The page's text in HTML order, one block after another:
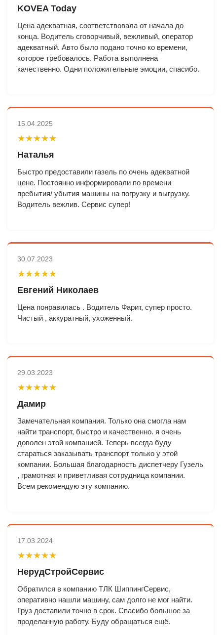
KOVEA Today
Цена адекватная, соответствовала от начала до
конца. Водитель сговорчивый, вежливый, оператор
адекватный. Авто было подано точно ко времени,
которое требовалось. Работа выполнена
качественно. Одни положительные эмоции, спасибо.
15.04.2025
★★★★★
Наталья
Быстро предоставили газель по очень адекватной
цене. Постоянно информировали по времени
пребытия/ убытия машины на погрузку и выгрузку.
Водитель вежлив. Сервис супер!
30.07.2023
★★★★★
Евгений Николаев
Цена понравилась . Водитель Фарит, супер просто.
Чистый , аккуратный, ухоженный.
29.03.2023
★★★★★
Дамир
Замечательная компания. Только она смогла нам
найти транспорт, быстро и качественно. я очень
доволен этой компанией. Теперь всегда буду
стараться заказывать транспорт только у этой
компании. Большая благодарность диспетчеру Гузель
, грамотная и приветливая сотрудница компании.
Всем рекомендую эту компанию.
17.03.2024
★★★★★
НерудСтройСервис
Обратился в компанию ТЛК ШиппингСервис,
оперативно нашли машину, сам долго не мог найти.
Груз доставили точно в срок. Спасибо большое за
проделанную работу. Буду обращаться ещё.